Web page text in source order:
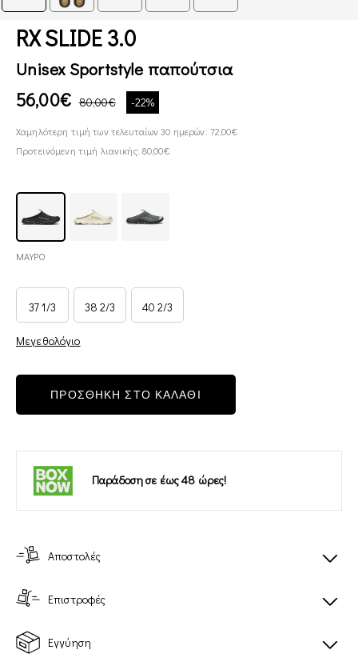
RX SLIDE 3.0
Unisex Sportstyle παπούτσια
56,00€ 80,00€ -22%
Χαμηλότερη τιμή των τελευταίων 30 ημερών: 72,00€
Προτεινόμενη τιμή λιανικής: 80,00€
ΜΑΥΡΟ
37 1/3 38 2/3 40 2/3
Μεγεθολόγιο
ΠΡΟΣΘΗΚΗ ΣΤΟ ΚΑΛΑΘΙ
Παράδοση σε έως 48 ώρες!
Αποστολές
Επιστροφές
Εγγύηση